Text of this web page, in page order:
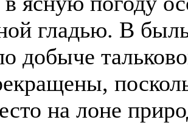
гладью. В
добыче
на лоне